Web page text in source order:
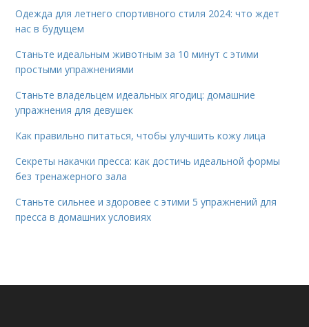
Одежда для летнего спортивного стиля 2024: что ждет
нас в будущем
Станьте идеальным животным за 10 минут с этими
простыми упражнениями
Станьте владельцем идеальных ягодиц: домашние
упражнения для девушек
Как правильно питаться, чтобы улучшить кожу лица
Секреты накачки пресса: как достичь идеальной формы
без тренажерного зала
Станьте сильнее и здоровее с этими 5 упражнений для
пресса в домашних условиях